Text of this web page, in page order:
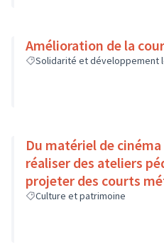
Amélioration de la
Solidarité et développement
Du matériel de
réaliser des ateliers
projeter des courts
Culture et patrimoine